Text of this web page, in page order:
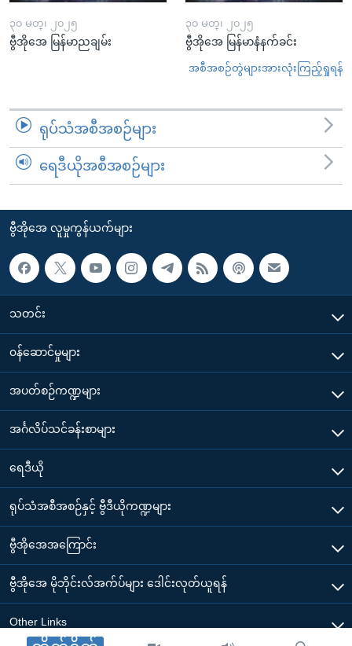
၃၀ မတ္၊ ၂၀၂၅
ဗွီအိုအေ မြန်မာညချမ်း
၃၀ မတ္၊ ၂၀၂၅
ဗွီအိုအေ မြန်မာနံနက်ခင်း
အစီအစဉ်တွဲများအားလုံးကြည့်ရှုရန်
ရုပ်သံအစီအစဉ်များ
ရေဒီယိုအစီအစဉ်များ
ဗွီအိုအေ လူမှုကွန်ယက်များ
သတင်း
၀န်ဆောင်မှုများ
အပတ်စဉ်ကဏ္ဍများ
အင်္ဂလိပ်သင်ခန်းစာများ
ရေဒီယို
ရုပ်သံအစီအစဉ်နှင့် ဗွီဒီယိုကဏ္ဍများ
ဗွီအိုအေအကြောင်း
ဗွီအိုအေ မိုဘိုင်းလ်အက်ပ်များ ဒေါင်းလုတ်ယူရန်
Other Links